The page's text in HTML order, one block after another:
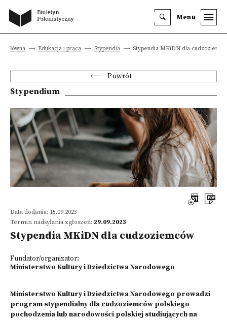
Menu
główna Edukacja i praca Stypendia Stypendia MKiDN dla
Powrót
Stypendium
Data dodania: 15.09.2023
Termin nadsyłania zgłoszeń: 29.09.2023
Stypendia MKiDN dla cudzoziemców
Fundator/organizator:
Ministerstwo Kultury i Dziedzictwa Narodowego
Ministerstwo Kultury i Dziedzictwa Narodowego prowadzi
program stypendialny dla cudzoziemców polskiego
pochodzenia lub narodowości polskiej studiujących na